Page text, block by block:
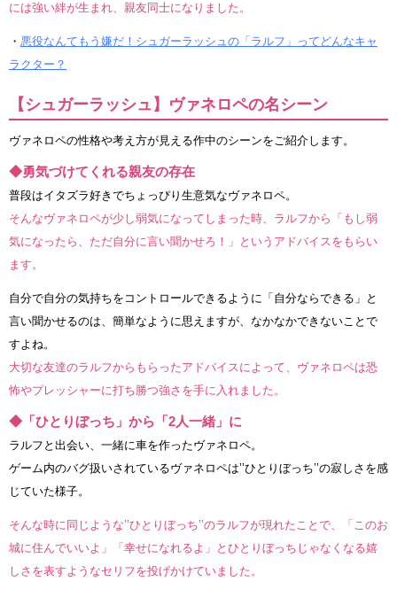
には強い絆が生まれ、親友同士になりました。
・ 悪役なんてもう嫌だ！シュガーラッシュの「ラルフ」ってどんなキャ
ラクター？
【シュガーラッシュ】ヴァネロペの名シーン
ヴァネロペの性格や考え方が見える作中のシーンをご紹介します。
◆勇気づけてくれる親友の存在
普段はイタズラ好きでちょっぴり生意気なヴァネロペ。
そんなヴァネロペが少し弱気になってしまった時、ラルフから「もし弱
気になったら、ただ自分に言い聞かせろ！」というアドバイスをもらい
ます。
自分で自分の気持ちをコントロールできるように「自分ならできる」と
言い聞かせるのは、簡単なように思えますが、なかなかできないことで
すよね。
大切な友達のラルフからもらったアドバイスによって、ヴァネロペは恐
怖やプレッシャーに打ち勝つ強さを手に入れました。
◆「ひとりぼっち」から「2人一緒」に
ラルフと出会い、一緒に車を作ったヴァネロペ。
ゲーム内のバグ扱いされているヴァネロペは’’ひとりぼっち’’の寂しさを感
じていた様子。
そんな時に同じような’’ひとりぼっち’’のラルフが現れたことで、「このお
城に住んでいいよ」「幸せになれるよ」とひとりぼっちじゃなくなる嬉
しさを表すようなセリフを投げかけていました。